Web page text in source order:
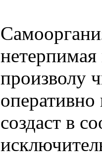
произволу
создаст в